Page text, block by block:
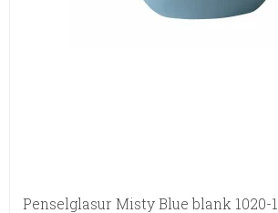
Penselglasur Misty Blue blank 1020-